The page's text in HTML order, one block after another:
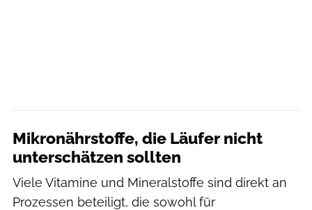
Mikronährstoffe, die Läufer nicht
unterschätzen sollten
Viele Vitamine und Mineralstoffe sind direkt an
Prozessen beteiligt, die sowohl für